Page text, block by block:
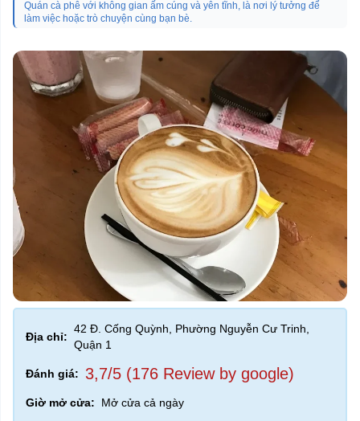
Quán cà phê với không gian ấm cúng và yên tĩnh, là nơi lý tưởng để
làm việc hoặc trò chuyện cùng bạn bè.
Địa chỉ:
42 Đ. Cống Quỳnh, Phường Nguyễn Cư Trinh,
Quận 1
Đánh giá: 3,7/5 (176 Review by google)
Giờ mở cửa:
Mở cửa cả ngày